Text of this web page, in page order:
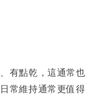
有點乾，這通常也
常維持通常更值得